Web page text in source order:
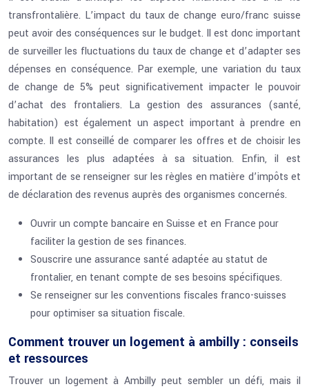
transfrontalière. L’impact du taux de change euro/franc suisse
peut avoir des conséquences sur le budget. Il est donc important
de surveiller les fluctuations du taux de change et d’adapter ses
dépenses en conséquence. Par exemple, une variation du taux
de change de 5% peut significativement impacter le pouvoir
d’achat des frontaliers. La gestion des assurances (santé,
habitation) est également un aspect important à prendre en
compte. Il est conseillé de comparer les offres et de choisir les
assurances les plus adaptées à sa situation. Enfin, il est
important de se renseigner sur les règles en matière d’impôts et
de déclaration des revenus auprès des organismes concernés.
Ouvrir un compte bancaire en Suisse et en France pour
faciliter la gestion de ses finances.
Souscrire une assurance santé adaptée au statut de
frontalier, en tenant compte de ses besoins spécifiques.
Se renseigner sur les conventions fiscales franco-suisses
pour optimiser sa situation fiscale.
Comment trouver un logement à ambilly : conseils
et ressources
Trouver un logement à Ambilly peut sembler un défi, mais il